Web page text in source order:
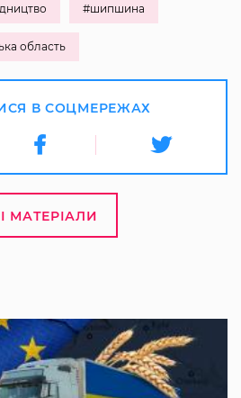
#шипшина
область
В СОЦМЕРЕЖАХ
МАТЕРІАЛИ